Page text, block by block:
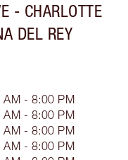
- CHARLOTTE
DEL REY
AM - 8:00 PM
AM - 8:00 PM
AM - 8:00 PM
AM - 8:00 PM